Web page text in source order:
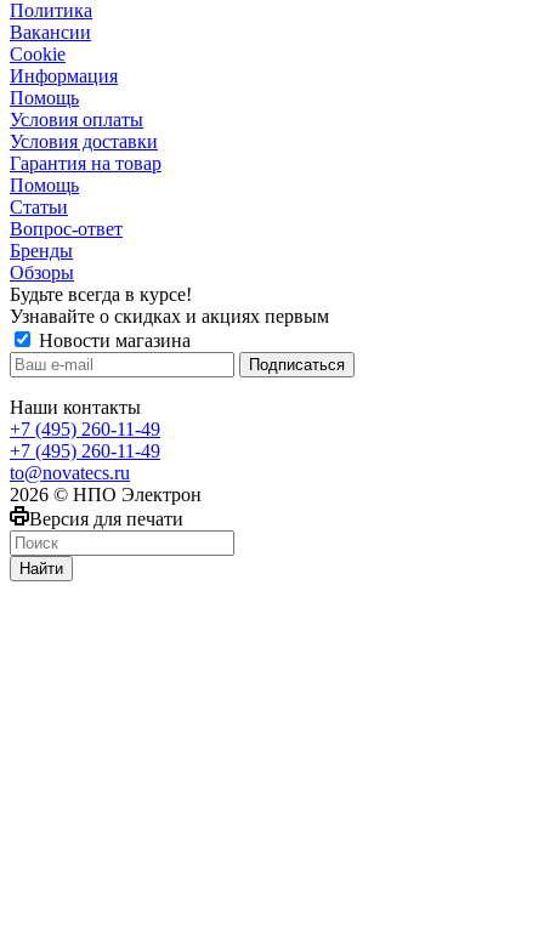
Политика
Вакансии
Сookie
Информация
Помощь
Условия оплаты
Условия доставки
Гарантия на товар
Помощь
Статьи
Вопрос-ответ
Бренды
Обзоры
Будьте всегда в курсе!
Узнавайте о скидках и акциях первым
Новости магазина
Наши контакты
+7 (495) 260-11-49
+7 (495) 260-11-49
to@novatecs.ru
2026 © НПО Электрон
Версия для печати
Найти